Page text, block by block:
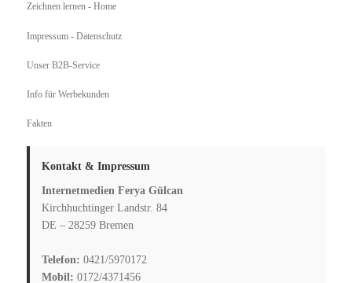
Zeichnen lernen - Home
Impressum - Datenschutz
Unser B2B-Service
Info für Werbekunden
Fakten
Kontakt & Impressum
Internetmedien Ferya Gülcan
Kirchhuchtinger Landstr. 84
DE – 28259 Bremen
Telefon: 0421/5970172
Mobil: 0172/4371456